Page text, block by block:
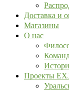
Доставка и
Магазины
О нас
Проекты